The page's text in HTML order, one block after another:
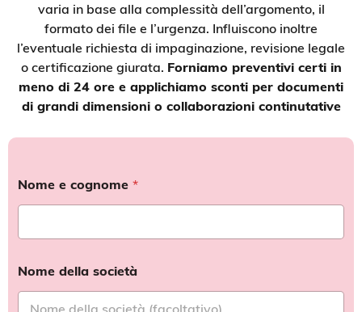
varia in base alla complessità dell’argomento, il
formato dei file e l’urgenza. Influiscono inoltre
l’eventuale richiesta di impaginazione, revisione legale
o certificazione giurata. Forniamo preventivi certi in
meno di 24 ore e applichiamo sconti per documenti
di grandi dimensioni o collaborazioni continutative
Nome e cognome *
Nome della società